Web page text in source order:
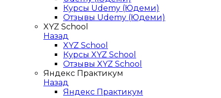
Курсы Udemy (Юдеми)
Отзывы Udemy (Юдеми)
XYZ School
Назад
XYZ School
Курсы XYZ School
Отзывы XYZ School
Яндекс Практикум
Назад
Яндекс Практикум